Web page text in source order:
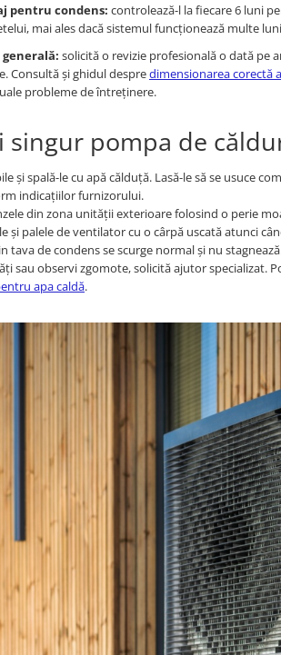
pentru condens: controlează-l la fiecare 6 luni
mai ales dacă sistemul funcționează multe
solicită o revizie profesională o dată pe
Consultă și ghidul despredimensionarea corectă
probleme de întreținere.
singur pompa de
și spală-le cu apă călduță. Lasă-le să se usuce
indicațiilor furnizorului.
din zona unității exterioare folosind o perie
și palele de ventilator cu o cârpă uscată atunci
tava de condens se scurge normal și nu
sau observi zgomote, solicită ajutor specializat.
apa caldă.